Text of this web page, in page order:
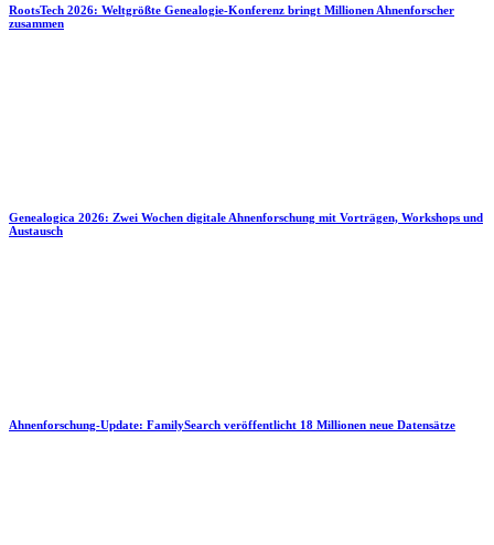
RootsTech 2026: Weltgrößte Genealogie-Konferenz bringt Millionen Ahnenforscher
zusammen
Genealogica 2026: Zwei Wochen digitale Ahnenforschung mit Vorträgen, Workshops und
Austausch
Ahnenforschung-Update: FamilySearch veröffentlicht 18 Millionen neue Datensätze